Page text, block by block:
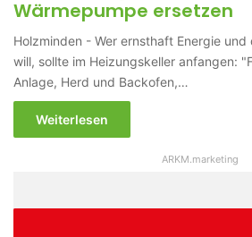
Wärmepumpe ersetzen
Holzminden - Wer ernsthaft Energie und
will, sollte im Heizungskeller anfangen:
Anlage, Herd und Backofen,…
Weiterlesen
ARKM.marketing